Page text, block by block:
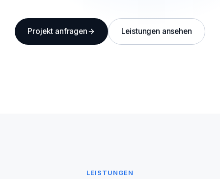
Projekt anfragen Leistungen ansehen
LEISTUNGEN